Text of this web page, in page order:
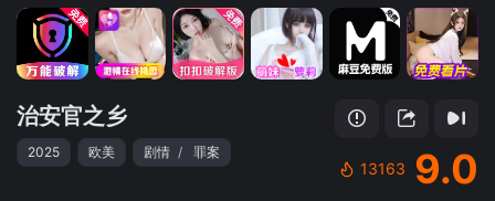
治安官之乡
2025 欧美 剧情 / 罪案
13163 9.0